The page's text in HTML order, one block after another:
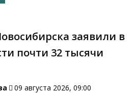
заявили в
почти 32 тысячи
09 августа 2026, 09:00